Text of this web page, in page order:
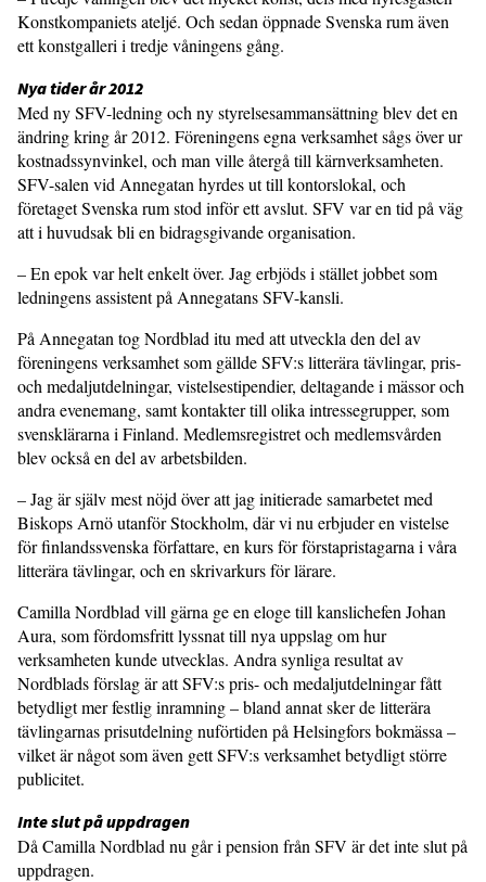
Konstkompaniets ateljé. Och sedan öppnade Svenska rum även
ett konstgalleri i tredje våningens gång.
Nya tider år 2012
Med ny SFV-ledning och ny styrelsesammansättning blev det en
ändring kring år 2012. Föreningens egna verksamhet sågs över ur
kostnadssynvinkel, och man ville återgå till kärnverksamheten.
SFV-salen vid Annegatan hyrdes ut till kontorslokal, och
företaget Svenska rum stod inför ett avslut. SFV var en tid på väg
att i huvudsak bli en bidragsgivande organisation.
– En epok var helt enkelt över. Jag erbjöds i stället jobbet som
ledningens assistent på Annegatans SFV-kansli.
På Annegatan tog Nordblad itu med att utveckla den del av
föreningens verksamhet som gällde SFV:s litterära tävlingar, pris-
och medaljutdelningar, vistelsestipendier, deltagande i mässor och
andra evenemang, samt kontakter till olika intressegrupper, som
svensklärarna i Finland. Medlemsregistret och medlemsvården
blev också en del av arbetsbilden.
– Jag är själv mest nöjd över att jag initierade samarbetet med
Biskops Arnö utanför Stockholm, där vi nu erbjuder en vistelse
för finlandssvenska författare, en kurs för förstapristagarna i våra
litterära tävlingar, och en skrivarkurs för lärare.
Camilla Nordblad vill gärna ge en eloge till kanslichefen Johan
Aura, som fördomsfritt lyssnat till nya uppslag om hur
verksamheten kunde utvecklas. Andra synliga resultat av
Nordblads förslag är att SFV:s pris- och medaljutdelningar fått
betydligt mer festlig inramning – bland annat sker de litterära
tävlingarnas prisutdelning nuförtiden på Helsingfors bokmässa –
vilket är något som även gett SFV:s verksamhet betydligt större
publicitet.
Inte slut på uppdragen
Då Camilla Nordblad nu går i pension från SFV är det inte slut på
uppdragen.